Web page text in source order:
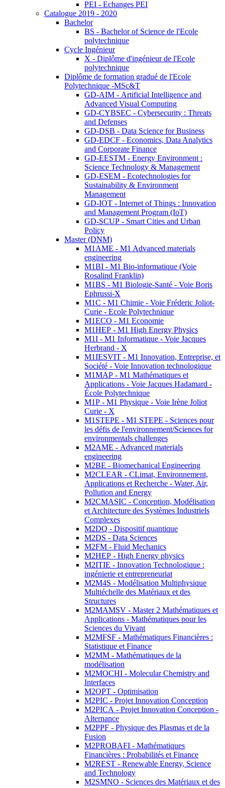
PEI - Echanges PEI
Catalogue 2019 - 2020
Bachelor
BS - Bachelor of Science de l'Ecole
polytechnique
Cycle Ingénieur
X - Diplôme d'ingénieur de l'Ecole
polytechnique
Diplôme de formation gradué de l'Ecole
Polytechnique -MSc&T
GD-AIM - Artificial Intelligence and
Advanced Visual Computing
GD-CYBSEC - Cybersecurity : Threats
and Defenses
GD-DSB - Data Science for Business
GD-EDCF - Economics, Data Analytics
and Corporate Finance
GD-EESTM - Energy Environment :
Science Technology & Management
GD-ESEM - Ecotechnologies for
Sustainability & Environment
Management
GD-IOT - Internet of Things : Innovation
and Management Program (IoT)
GD-SCUP - Smart Cities and Urban
Policy
Master (DNM)
M1AME - M1 Advanced materials
engineering
M1BI - M1 Bio-informatique (Voie
Rosalind Franklin)
M1BS - M1 Biologie-Santé - Voie Boris
Ephrussi-X
M1C - M1 Chimie - Voie Fréderic Joliot-
Curie - Ecole Polytechnique
M1ECO - M1 Economie
M1HEP - M1 High Energy Physics
M1I - M1 Informatique - Voie Jacques
Herbrand - X
M1IESVIT - M1 Innovation, Entreprise, et
Société - Voie Innovation technologique
M1MAP - M1 Mathématiques et
Applications - Voie Jacques Hadamard -
École Polytechnique
M1P - M1 Physique - Voie Irène Joliot
Curie - X
M1STEPE - M1 STEPE - Sciences pour
les défis de l'environnement/Sciences for
environmentals challenges
M2AME - Advanced materials
engineering
M2BE - Biomechanical Engineering
M2CLEAR - CLimat, Environnement,
Applications et Recherche - Water, Air,
Pollution and Energy
M2CMASIC - Conception, Modélisation
et Architecture des Systèmes Industriels
Complexes
M2DQ - Dispositif quantique
M2DS - Data Sciences
M2FM - Fluid Mechanics
M2HEP - High Energy physics
M2ITIE - Innovation Technologique :
ingénierie et entrepreneuriat
M2M4S - Modélisation Multiphysique
Multiéchelle des Matériaux et des
Structures
M2MAMSV - Master 2 Mathématiques et
Applications - Mathématiques pour les
Sciences du Vivant
M2MFSF - Mathématiques Financières :
Statistique et Finance
M2MM - Mathématiques de la
modélisation
M2MOCHI - Molecular Chemistry and
Interfaces
M2OPT - Optimisation
M2PIC - Projet Innovation Conception
M2PICA - Projet Innovation Conception -
Alternance
M2PPF - Physique des Plasmas et de la
Fusion
M2PROBAFI - Mathématiques
Financières : Probabilités et Finance
M2REST - Renewable Energy, Science
and Technology
M2SMNO - Sciences des Matériaux et des